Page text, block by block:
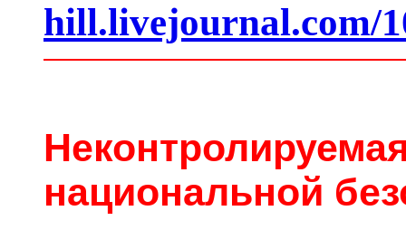
hill.livejournal.com/
национальной